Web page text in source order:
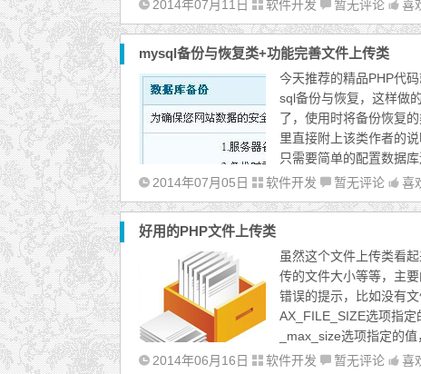
2014年07月11日
软件开发 暂无评论 喜
mysql备份与恢复类+功能完善文件上传类
今天推荐的精品PHP代
sql备份与恢复，这样做
了，使用时将备份恢复
里直接附上该类作者的
只需要简单的配置数据
2014年07月05日
软件开发 暂无评论 喜
好用的PHP文件上传类
虽然这个文件上传类看
传的文件大小等等，主
错误的提示，比如没有
AX_FILE_SIZE选项指
_max_size选项指定的
2014年06月16日
软件开发 暂无评论 喜